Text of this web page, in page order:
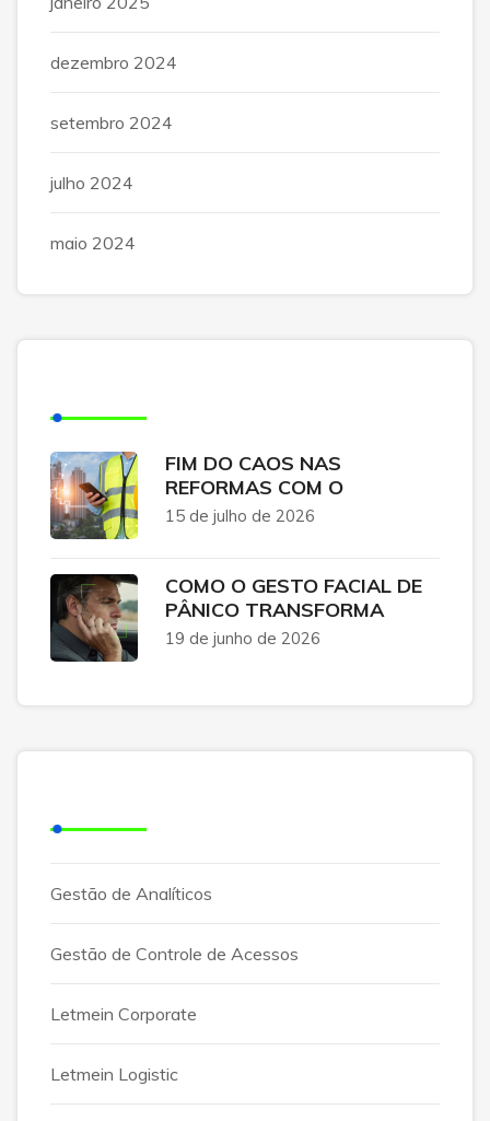
dezembro 2024
setembro 2024
julho 2024
maio 2024
FIM DO CAOS NAS
REFORMAS COM O
15 de julho de 2026
COMO O GESTO FACIAL DE
PÂNICO TRANSFORMA
19 de junho de 2026
Gestão de Analíticos
Gestão de Controle de Acessos
Letmein Corporate
Letmein Logistic